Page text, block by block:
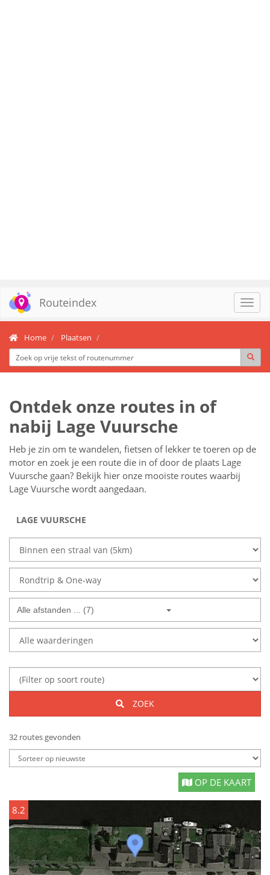
Routeindex
Home Plaatsen
Ontdek onze routes in of
nabij Lage Vuursche
Heb je zin om te wandelen, fietsen of lekker te toeren op de
motor en zoek je een route die in of door de plaats Lage
Vuursche gaan? Bekijk hier onze mooiste routes waarbij
Lage Vuursche wordt aangedaan.
Alle afstanden ... (7)
ZOEK
32 routes gevonden
OP DE KAART
8.2